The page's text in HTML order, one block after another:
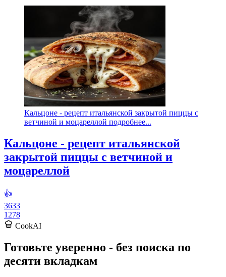
Кальцоне - рецепт итальянской закрытой пиццы с
ветчиной и моцареллой подробнее...
Кальцоне - рецепт итальянской
закрытой пиццы с ветчиной и
моцареллой
👍
3633
1278
CookAI
Готовьте уверенно - без поиска по
десяти вкладкам